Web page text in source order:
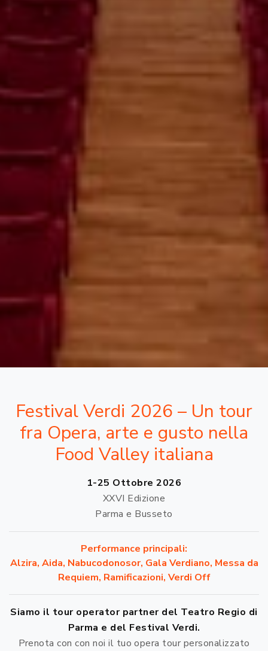
Festival Verdi 2026 – Un tour
fra Opera, arte e gusto nella
Food Valley italiana
1-25 Ottobre 2026
XXVI Edizione
Parma e Busseto
Performance principali:
Alzira, Aida, Nabucodonosor, Gala Verdiano, Messa da
Requiem, Ramificazioni, Verdi Off
Siamo il tour operator partner del Teatro Regio di
Parma e del Festival Verdi.
Prenota con con noi il tuo opera tour personalizzato